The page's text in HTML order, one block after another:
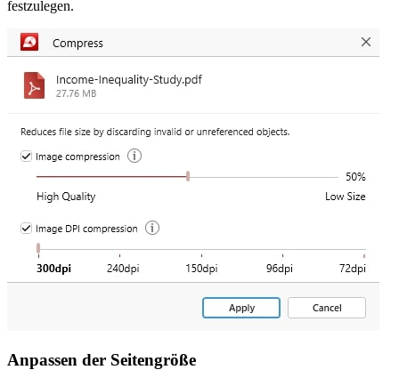
festzulegen.
Anpassen der Seitengröße